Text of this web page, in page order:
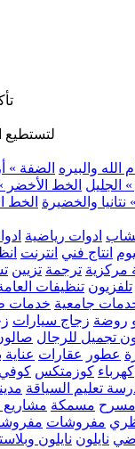
لتستطيع
الله والبيره الضفة »
الجليل الخط الأخضر
والخضيرة الخط
ادوات رياضية
انتاج فني انترنت
مركزية ترجمة تزيين
تلفزيون تنظيفات
جامعية خدمات
روضة زجاج سيارات
تجميل للرجال
عطور عقارات عناية
كهرباء كوزمتكس
تعليم السياقة
مسرح مسمكة مشاريع
مفروشات
نايلون نايلون